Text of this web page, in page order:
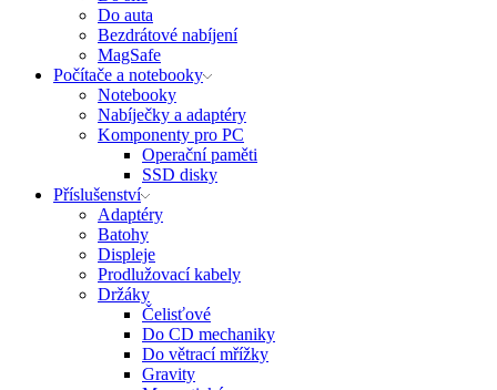
Do auta
Bezdrátové nabíjení
MagSafe
Počítače a notebooky
Notebooky
Nabíječky a adaptéry
Komponenty pro PC
Operační paměti
SSD disky
Příslušenství
Adaptéry
Batohy
Displeje
Prodlužovací kabely
Držáky
Čelisťové
Do CD mechaniky
Do větrací mřížky
Gravity